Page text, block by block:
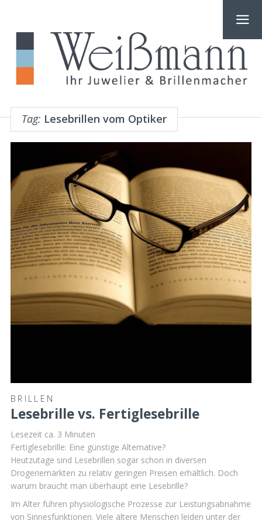
Tag: Lesebrillen vom Optiker
BRILLEN
Lesebrille vs. Fertiglesebrille
Lesezeit ca. 3 Minuten
Fertiglesebrille: Eine günstige Alternative?
Heutzutage sind Lesebrillen sogar schon in diversen
Drogeriemärkten zu relativ geringen Preisen erhältlich. Doch
warum braucht man überhaupt eine Lesebrille?
Im Alter führen physiologische Prozesse zur Leistungsabnahme
von Sinnesfunktionen. Viele ältere Menschen leiden unter der